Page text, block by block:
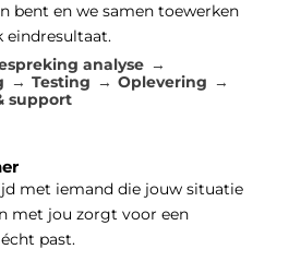
bent en we samen toewerken
eindresultaat.
analyse
Testing
Oplevering
support
met iemand die jouw situatie
met jou zorgt voor een
past.